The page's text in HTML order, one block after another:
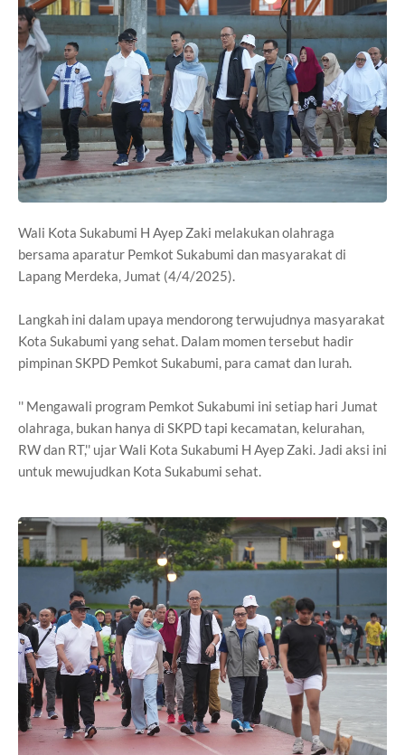
Wali Kota Sukabumi H Ayep Zaki melakukan olahraga
bersama aparatur Pemkot Sukabumi dan masyarakat di
Lapang Merdeka, Jumat (4/4/2025).
Langkah ini dalam upaya mendorong terwujudnya masyarakat
Kota Sukabumi yang sehat. Dalam momen tersebut hadir
pimpinan SKPD Pemkot Sukabumi, para camat dan lurah.
'' Mengawali program Pemkot Sukabumi ini setiap hari Jumat
olahraga, bukan hanya di SKPD tapi kecamatan, kelurahan,
RW dan RT,'' ujar Wali Kota Sukabumi H Ayep Zaki. Jadi aksi ini
untuk mewujudkan Kota Sukabumi sehat.